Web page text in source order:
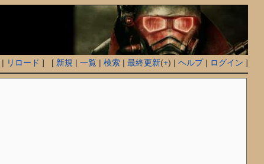
| リロード ] [ 新規 |一覧 |検索 |最終更新(+) |ヘルプ| ログイン ]